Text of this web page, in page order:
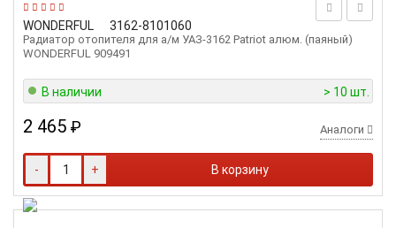
WONDERFUL 3162-8101060
Радиатор отопителя для а/м УАЗ-3162 Patriot алюм. (паяный)
WONDERFUL 909491
В наличии > 10 шт.
2 465 ₽ Аналоги
- + В корзину